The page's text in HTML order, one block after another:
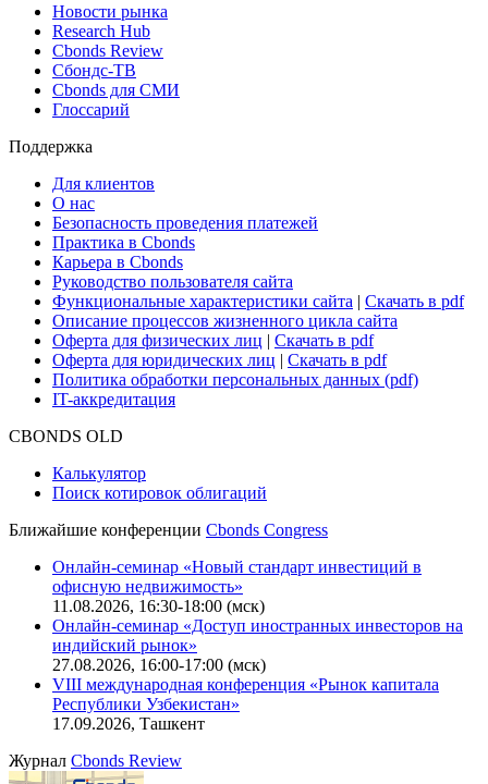
Новости рынка
Research Hub
Cbonds Review
Сбондс-ТВ
Cbonds для СМИ
Глоссарий
Поддержка
Для клиентов
О нас
Безопасность проведения платежей
Практика в Cbonds
Карьера в Cbonds
Руководство пользователя сайта
Функциональные характеристики сайта | Скачать в pdf
Описание процессов жизненного цикла сайта
Оферта для физических лиц | Скачать в pdf
Оферта для юридических лиц | Скачать в pdf
Политика обработки персональных данных (pdf)
IT-аккредитация
CBONDS OLD
Калькулятор
Поиск котировок облигаций
Ближайшие конференции Cbonds Congress
Онлайн-семинар «Новый стандарт инвестиций в
офисную недвижимость»
11.08.2026, 16:30-18:00 (мск)
Онлайн-семинар «Доступ иностранных инвесторов на
индийский рынок»
27.08.2026, 16:00-17:00 (мск)
VIII международная конференция «Рынок капитала
Республики Узбекистан»
17.09.2026, Ташкент
Журнал Cbonds Review